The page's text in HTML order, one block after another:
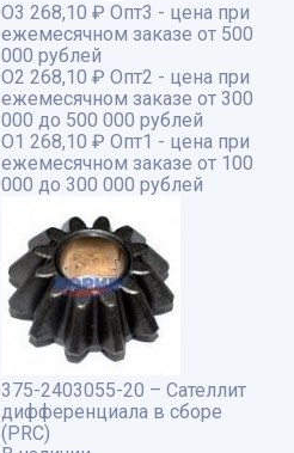
О3 268,10 ₽ Опт3 - цена при
ежемесячном заказе от 500
000 рублей
О2 268,10 ₽ Опт2 - цена при
ежемесячном заказе от 300
000 до 500 000 рублей
О1 268,10 ₽ Опт1 - цена при
ежемесячном заказе от 100
000 до 300 000 рублей
375-2403055-20 – Сателлит
дифференциала в сборе
(PRC)